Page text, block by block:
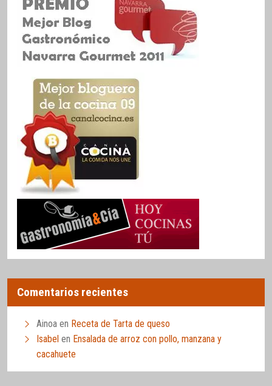
Comentarios recientes
Ainoa en Receta de Tarta de queso
Isabel en Ensalada de arroz con pollo, manzana y
cacahuete